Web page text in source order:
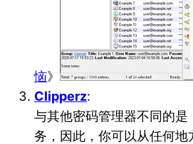
恼》
Clipperz:
与其他密码管理器不同的是
务，因此，你可以从任何地